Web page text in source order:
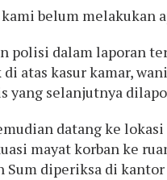
belum melakukan
polisi dalam laporan
atas kasur kamar,
yang selanjutnya
datang ke
mayat korban ke
Sum diperiksa di